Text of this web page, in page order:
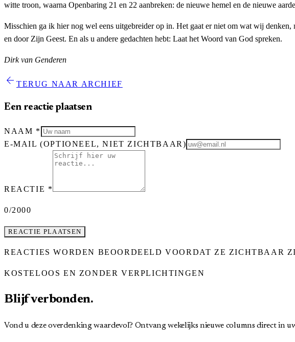
witte troon, waarna Openbaring 21 en 22 aanbreken: de nieuwe hemel en de nieuwe
Misschien ga ik hier nog wel eens uitgebreider op in. Het gaat er niet om wat wij
en door Zijn Geest. En als u andere gedachten hebt: Laat het Woord van God spreken.
Dirk van Genderen
arrow_back TERUG NAAR ARCHIEF
Een reactie plaatsen
NAAM *
E-MAIL(OPTIONEEL, NIET ZICHTBAAR)
REACTIE *
0/2000
REACTIE PLAATSEN
REACTIES WORDEN BEOORDEELD VOORDAT ZE ZICHTBAAR
KOSTELOOS EN ZONDER VERPLICHTINGEN
Blijf verbonden.
Vond u deze overdenking waardevol? Ontvang wekelijks nieuwe columns direct in